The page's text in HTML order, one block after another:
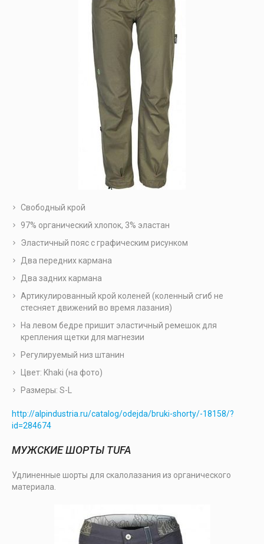
Свободный крой
97% органический хлопок, 3% эластан
Эластичный пояс с графическим рисунком
Два передних кармана
Два задних кармана
Артикулированный крой коленей (коленный сгиб не
стесняет движений во время лазания)
На левом бедре пришит эластичный ремешок для
крепления щетки для магнезии
Регулируемый низ штанин
Цвет: Khaki (на фото)
Размеры: S-L
http://alpindustria.ru/catalog/odejda/bruki-shorty/-18158/?
id=284674
МУЖСКИЕ ШОРТЫ TUFA
Удлиненные шорты для скалолазания из органического
материала.